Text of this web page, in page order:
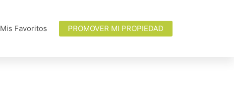
Mis Favoritos PROMOVER MI PROPIEDAD